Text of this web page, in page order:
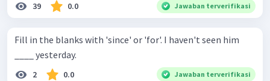
39 0.0 Jawaban terverifikasi
Fill in the blanks with 'since' or 'for'. I haven't seen him
____ yesterday.
2 0.0 Jawaban terverifikasi